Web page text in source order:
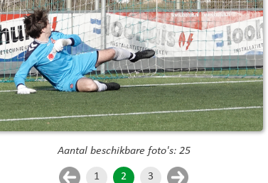
Aantal beschikbare foto's: 25
1 2 3